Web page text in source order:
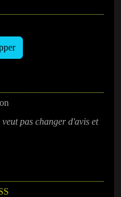
pas changer d'avis et